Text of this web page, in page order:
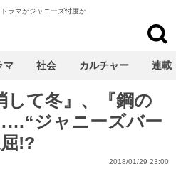
ラマがジャニーズ忖度か
して冬』、『鋼の
ジャニーズバー
!?
2018/01/29 23:00
マ 社会 カルチャー 連載